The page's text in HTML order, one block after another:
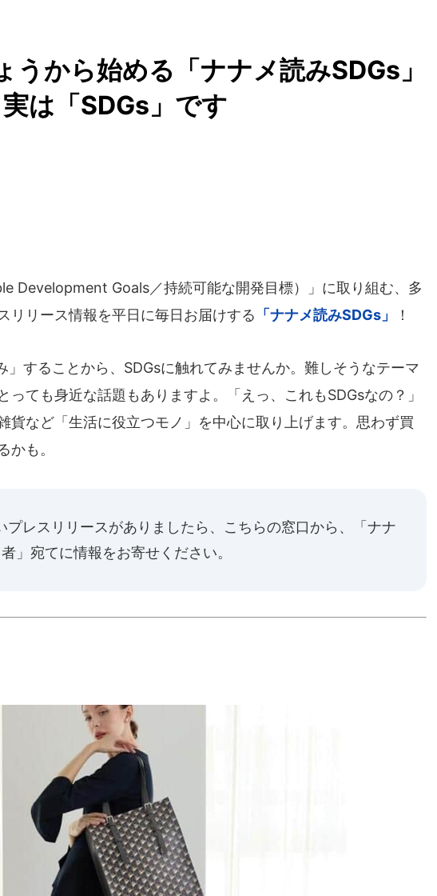
うから始める「ナナメ読みSDGs」
は「SDGs」です
Development Goals／持続可能な開発目標）」に取り組む、多
リリース情報を平日に毎日お届けする 「ナナメ読みSDGs」 ！
することから、SDGsに触れてみませんか。難しそうなテーマ
っても身近な話題もありますよ。「えっ、これもSDGsなの？」
貨など「生活に役立つモノ」を中心に取り上げます。思わず買
かも。
レスリリースがありましたら、 こちらの窓口から、「ナナ
」宛てに情報をお寄せください。